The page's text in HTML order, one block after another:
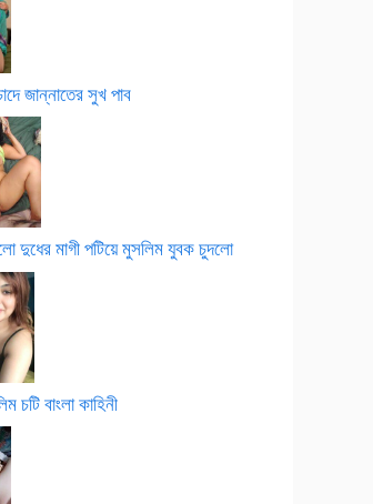
জান্নাতের সুখ পাব
দুধের মাগী পটিয়ে মুসলিম যুবক চুদলো
চটি বাংলা কাহিনী